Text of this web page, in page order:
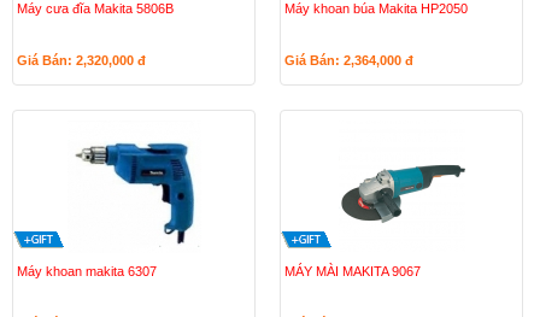
Máy cưa đĩa Makita 5806B
Giá Bán: 2,320,000 đ
Máy khoan búa Makita HP2050
Giá Bán: 2,364,000 đ
Máy khoan makita 6307 MÁY MÀI MAKITA 9067